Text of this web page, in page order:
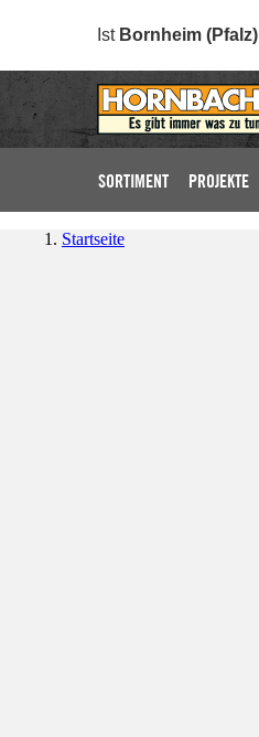
Ist Bornheim (Pfalz)
SORTIMENT PROJEKTE
Startseite